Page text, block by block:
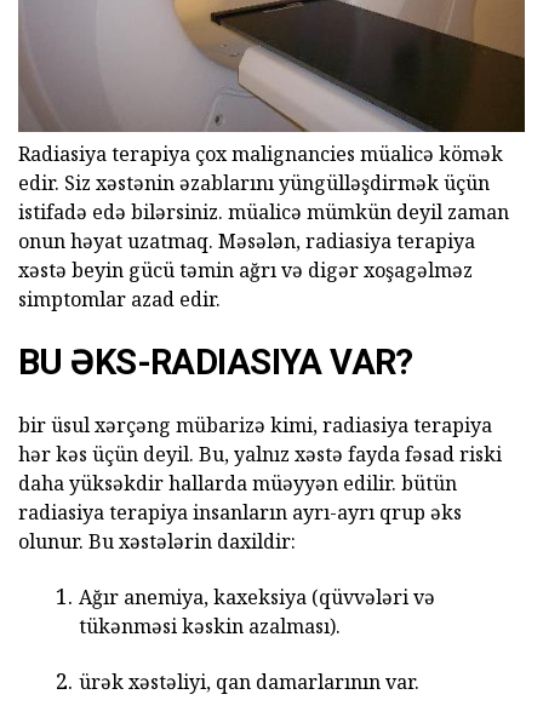
Radiasiya terapiya çox malignancies müalicə kömək
edir. Siz xəstənin əzablarını yüngülləşdirmək üçün
istifadə edə bilərsiniz. müalicə mümkün deyil zaman
onun həyat uzatmaq. Məsələn, radiasiya terapiya
xəstə beyin gücü təmin ağrı və digər xoşagəlməz
simptomlar azad edir.
BU ƏKS-RADIASIYA VAR?
bir üsul xərçəng mübarizə kimi, radiasiya terapiya
hər kəs üçün deyil. Bu, yalnız xəstə fayda fəsad riski
daha yüksəkdir hallarda müəyyən edilir. bütün
radiasiya terapiya insanların ayrı-ayrı qrup əks
olunur. Bu xəstələrin daxildir:
Ağır anemiya, kaxeksiya (qüvvələri və
tükənməsi kəskin azalması).
ürək xəstəliyi, qan damarlarının var.